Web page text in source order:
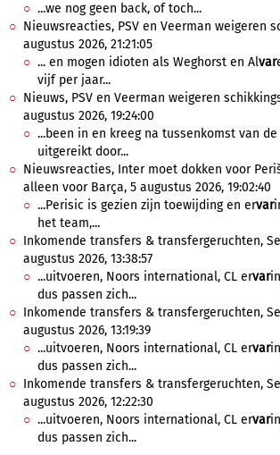
...we nog geen back, of toch...
Nieuwsreacties, PSV en Veerman weigeren
augustus 2026, 21:21:05
... en mogen idioten als Weghorst en Alvar
vijf per jaar...
Nieuws, PSV en Veerman weigeren
augustus 2026, 19:24:00
...been in en kreeg na tussenkomst van de
uitgereikt door...
Nieuwsreacties, Inter moet dokken voor
alleen voor Barça, 5 augustus 2026, 19:02:40
...Perisic is gezien zijn toewijding en ervar
het team,...
Inkomende transfers & transfergeruchten,
augustus 2026, 13:38:57
...uitvoeren, Noors international, CL ervar
dus passen zich...
Inkomende transfers & transfergeruchten,
augustus 2026, 13:19:39
...uitvoeren, Noors international, CL ervar
dus passen zich...
Inkomende transfers & transfergeruchten,
augustus 2026, 12:22:30
...uitvoeren, Noors international, CL ervar
dus passen zich...